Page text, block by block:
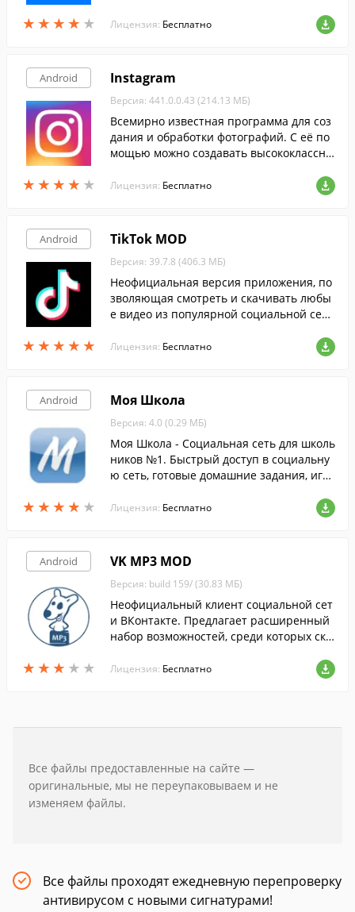
★ ★ ★ ★ ★
★ ★ ★ ★ ★ Лицензия: Бесплатно
Android
★ ★ ★ ★ ★
★ ★ ★ ★ ★
Instagram
Версия: 441.0.0.43 (214.13 МБ)
Всемирно известная программа для соз
дания и обработки фотографий. С её по
мощью можно создавать высококлассны
е количество бесплатных фильтров и эф
Лицензия: Бесплатно
Android
★ ★ ★ ★ ★
★ ★ ★ ★ ★
TikTok MOD
Версия: 39.7.8 (406.3 МБ)
Неофициальная версия приложения, по
зволяющая смотреть и скачивать любы
е видео из популярной социальной сет
ы.
Лицензия: Бесплатно
Android
★ ★ ★ ★ ★
★ ★ ★ ★ ★
Моя Школа
Версия: 4.0 (0.29 МБ)
Моя Школа - Социальная сеть для школь
ников №1. Быстрый доступ в социальну
ю сеть, готовые домашние задания, игр
елей.
Лицензия: Бесплатно
Android
★ ★ ★ ★ ★
★ ★ ★ ★ ★
VK MP3 MOD
Версия: build 159/ (30.83 МБ)
Неофициальный клиент социальной сет
и ВКонтакте. Предлагает расширенный
набор возможностей, среди которых ска
кастомизации.
Лицензия: Бесплатно
Все файлы предоставленные на сайте —
оригинальные, мы не переупаковываем и не
изменяем файлы.
Все файлы проходят ежедневную перепроверку
антивирусом с новыми сигнатурами!